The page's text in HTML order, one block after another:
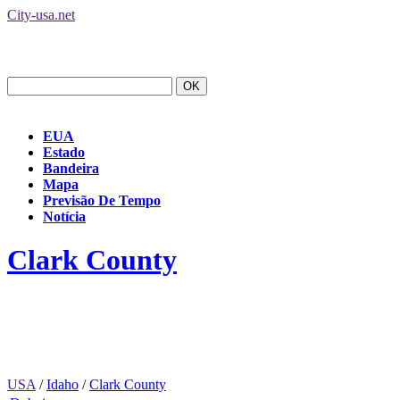
City-usa.net
EUA
Estado
Bandeira
Mapa
Previsão De Tempo
Notícia
Clark County
USA /Idaho /Clark County